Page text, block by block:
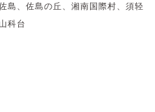
島、佐島の丘、湘南国際村、須轻
科台